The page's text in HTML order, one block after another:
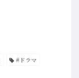
#ドラマ